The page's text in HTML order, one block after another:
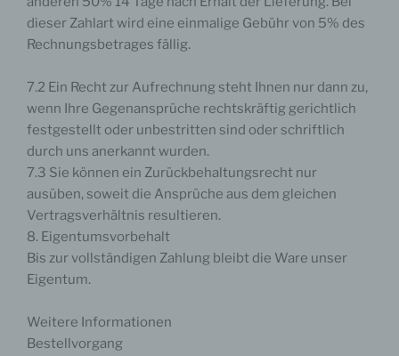
dieser Zahlart wird eine einmalige Gebühr von 5% des
Rechnungsbetrages fällig.
7.2 Ein Recht zur Aufrechnung steht Ihnen nur dann zu,
wenn Ihre Gegenansprüche rechtskräftig gerichtlich
festgestellt oder unbestritten sind oder schriftlich
durch uns anerkannt wurden.
7.3 Sie können ein Zurückbehaltungsrecht nur
ausüben, soweit die Ansprüche aus dem gleichen
Vertragsverhältnis resultieren.
8. Eigentumsvorbehalt
Bis zur vollständigen Zahlung bleibt die Ware unser
Eigentum.
Weitere Informationen
Bestellvorgang
Daten entscheidet. Sind die Zwecke und Mittel dieser
Verarbeitung durch das Unionsrecht oder das Recht
der Mitgliedstaaten vorgegeben, so kann der
Unionsrecht oder dem Recht der Mitgliedstaaten
vorgesehen werden.
h) Auftragsverarbeiter
Auftragsverarbeiter ist eine natürliche oder juristische
Person, Behörde, Einrichtung oder andere Stelle, die
personenbezogene Daten im Auftrag des
Verantwortlichen verarbeitet.
i) Empfänger